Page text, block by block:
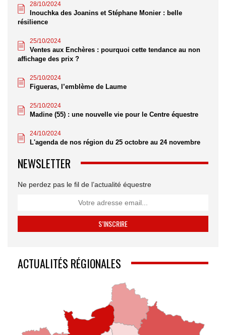
28/10/2024
Inouchka des Joanins et Stéphane Monier : belle
résilience
25/10/2024
Ventes aux Enchères : pourquoi cette tendance au non
affichage des prix ?
25/10/2024
Figueras, l’emblème de Laume
25/10/2024
Madine (55) : une nouvelle vie pour le Centre équestre
24/10/2024
L'agenda de nos région du 25 octobre au 24 novembre
NEWSLETTER
Ne perdez pas le fil de l’actualité équestre
ACTUALITÉS RÉGIONALES